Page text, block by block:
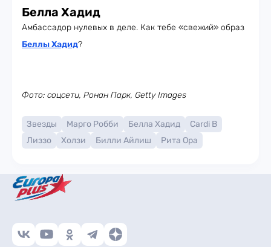
Белла Хадид
Амбассадор нулевых в деле. Как тебе «свежий» образ
Беллы Хадид?
Фото: соцсети, Ронан Парк, Getty Images
Звезды Марго Робби Белла Хадид
Cardi B
Лиззо
Холзи Билли Айлиш Рита Ора